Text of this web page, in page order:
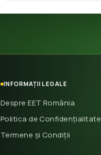
INFORMAȚII LEGALE
Despre EET România
Politica de Confidențialitate
Termene și Condiții